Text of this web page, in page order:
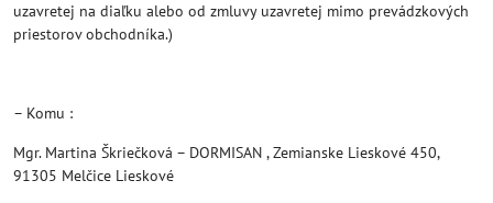
uzavretej na diaľku alebo od zmluvy uzavretej mimo prevádzkových
priestorov obchodníka.)
– Komu :
Mgr. Martina Škriečková – DORMISAN , Zemianske Lieskové 450,
91305 Melčice Lieskové